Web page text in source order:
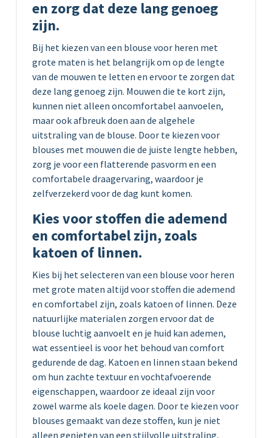
en zorg dat deze lang genoeg
zijn.
Bij het kiezen van een blouse voor heren met
grote maten is het belangrijk om op de lengte
van de mouwen te letten en ervoor te zorgen dat
deze lang genoeg zijn. Mouwen die te kort zijn,
kunnen niet alleen oncomfortabel aanvoelen,
maar ook afbreuk doen aan de algehele
uitstraling van de blouse. Door te kiezen voor
blouses met mouwen die de juiste lengte hebben,
zorg je voor een flatterende pasvorm en een
comfortabele draagervaring, waardoor je
zelfverzekerd voor de dag kunt komen.
Kies voor stoffen die ademend
en comfortabel zijn, zoals
katoen of linnen.
Kies bij het selecteren van een blouse voor heren
met grote maten altijd voor stoffen die ademend
en comfortabel zijn, zoals katoen of linnen. Deze
natuurlijke materialen zorgen ervoor dat de
blouse luchtig aanvoelt en je huid kan ademen,
wat essentieel is voor het behoud van comfort
gedurende de dag. Katoen en linnen staan bekend
om hun zachte textuur en vochtafvoerende
eigenschappen, waardoor ze ideaal zijn voor
zowel warme als koele dagen. Door te kiezen voor
blouses gemaakt van deze stoffen, kun je niet
alleen genieten van een stijlvolle uitstraling,